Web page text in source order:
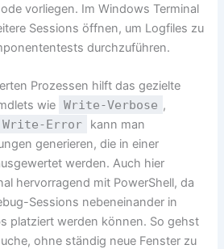
vorliegen. Im Windows Terminal
Sessions öffnen, um Logfiles zu
durchzuführen.
Prozessen hilft das gezielte
wie
Write-Verbose ,
Write-Error
kann man
generieren, die in einer
werden. Auch hier
hervorragend mit PowerShell, da
Sessions nebeneinander in
platziert werden können. So gehst
ohne ständig neue Fenster zu